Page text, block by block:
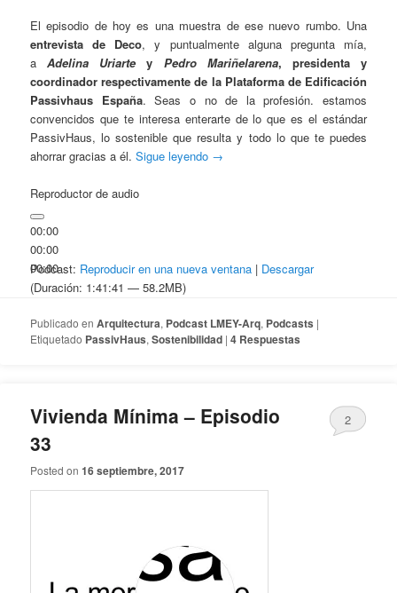
El episodio de hoy es una muestra de ese nuevo rumbo. Una
entrevista de Deco, y puntualmente alguna pregunta mía,
aAdelina Uriarte y Pedro Mariñelarena, presidenta y
coordinador respectivamente de la Plataforma de Edificación
Passivhaus España. Seas o no de la profesión. estamos
convencidos que te interesa enterarte de lo que es el estándar
PassivHaus, lo sostenible que resulta y todo lo que te puedes
ahorrar gracias a él.Sigue leyendo →
Reproductor de audio
00:00
00:00
00:00
Podcast: Reproducir en una nueva ventana | Descargar
(Duración: 1:41:41 — 58.2MB)
Publicado en Arquitectura, Podcast LMEY-Arq, Podcasts |
Etiquetado PassivHaus,Sostenibilidad |4 Respuestas
Vivienda Mínima – Episodio
33
Posted on16 septiembre, 2017
2